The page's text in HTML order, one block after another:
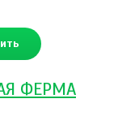
ФЕРМА